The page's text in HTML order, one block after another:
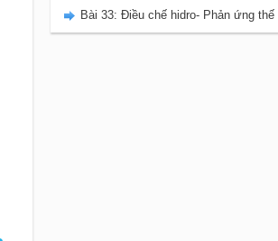
Bài 33: Điều chế hidro- Phản ứng thế